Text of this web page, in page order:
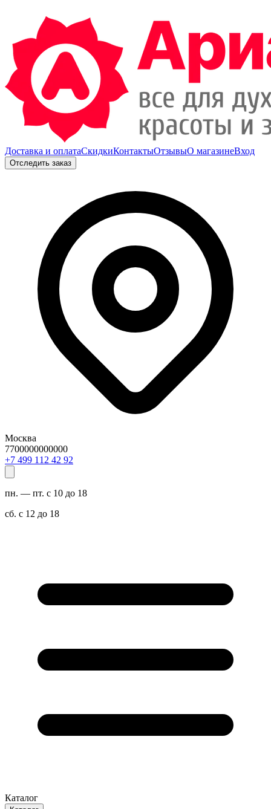
Доставка и оплатаСкидкиКонтактыОтзывыО магазинеВход
Отследить заказ
Москва
7700000000000
29 24 211 994 7+
пн. — пт. с 10 до 18
сб. с 12 до 18
Каталог